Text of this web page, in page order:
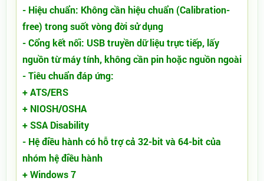
- Hiệu chuẩn: Không cần hiệu chuẩn (Calibration-
free) trong suốt vòng đời sử dụng
- Cổng kết nối: USB truyền dữ liệu trực tiếp, lấy
nguồn từ máy tính, không cần pin hoặc nguồn ngoài
- Tiêu chuẩn đáp ứng:
+ ATS/ERS
+ NIOSH/OSHA
+ SSA Disability
- Hệ điều hành có hỗ trợ cả 32-bit và 64-bit của
nhóm hệ điều hành
+ Windows 7